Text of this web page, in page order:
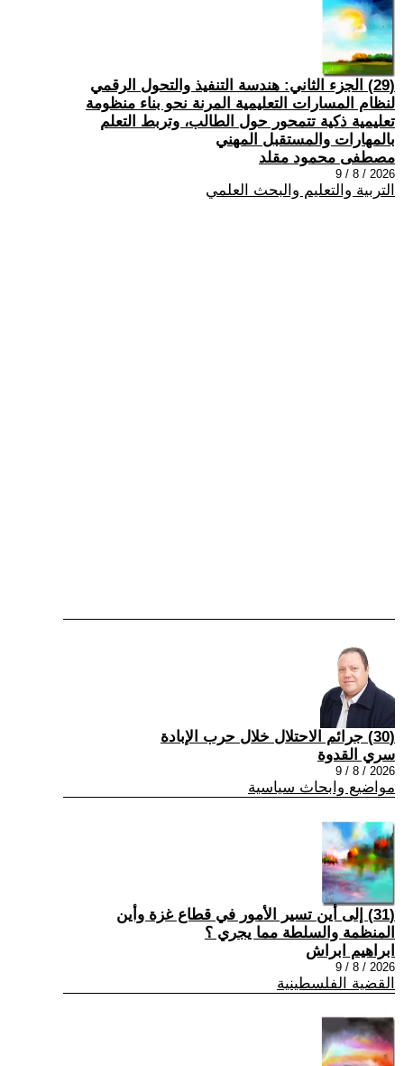
(29) الجزء الثاني: هندسة التنفيذ والتحول الرقمي
لنظام المسارات التعليمية المرنة نحو بناء منظومة
تعليمية ذكية تتمحور حول الطالب، وتربط التعلم
بالمهارات والمستقبل المهني
مصطفى محمود مقلد
2026 / 8 / 9
التربية والتعليم والبحث العلمي
(30) جرائم الاحتلال خلال حرب الإبادة
سري القدوة
2026 / 8 / 9
مواضيع وابحاث سياسية
(31) إلى أين تسير الأمور في قطاع غزة وأين
المنظمة والسلطة مما يجري ؟
ابراهيم ابراش
2026 / 8 / 9
القضية الفلسطينية